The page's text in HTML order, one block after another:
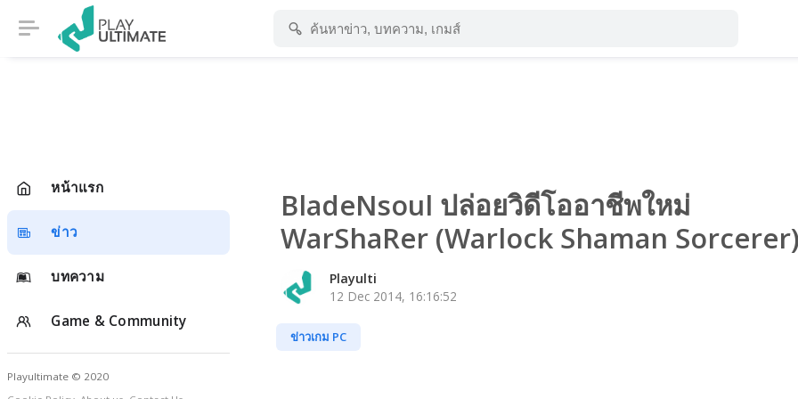
หน้าแรก
ข่าว
บทความ
Game & Community
Playultimate © 2020
BladeNsoul ปล่อยวิดีโออาชีพใหม่
WarShaRer (Warlock Shaman
Playulti
12 Dec 2014, 16:16:52
ข่าวเกม PC